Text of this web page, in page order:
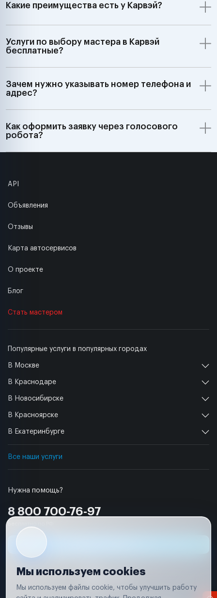
Какие преимущества есть у Карвэй?
Услуги по выбору мастера в Карвэй
бесплатные?
Зачем нужно указывать номер телефона и
адрес?
Как оформить заявку через голосового
робота?
Нужна помощь?
8 800 700-76-97
Популярные услуги в популярных городах
В Москве
В Краснодаре
В Новосибирске
В Красноярске
В Екатеринбурге
Все наши услуги
API
Объявления
Отзывы
Карта автосервисов
О проекте
Блог
Стать мастером
Мы используем cookies
Мы используем файлы cookie, чтобы улучшить работу